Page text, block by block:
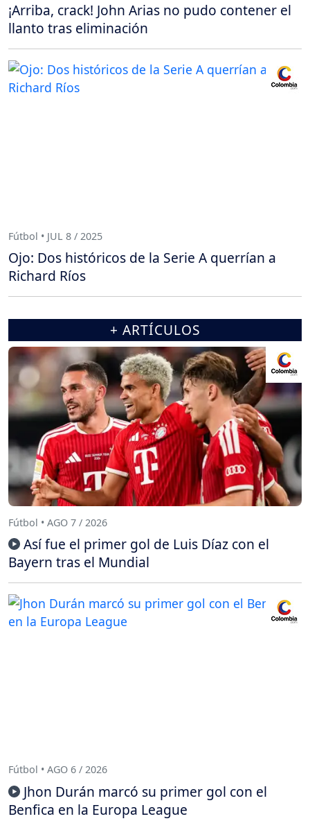
¡Arriba, crack! John Arias no pudo contener el
llanto tras eliminación
Fútbol • JUL 8 / 2025
Ojo: Dos históricos de la Serie A querrían a
Richard Ríos
+ ARTÍCULOS
Fútbol • AGO 7 / 2026
Así fue el primer gol de Luis Díaz con el
Bayern tras el Mundial
Fútbol • AGO 6 / 2026
Jhon Durán marcó su primer gol con el
Benfica en la Europa League